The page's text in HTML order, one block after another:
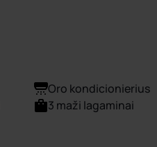
Oro kondicionierius
3 maži lagaminai